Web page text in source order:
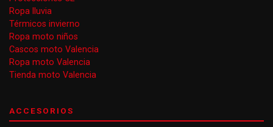
Ropa lluvia
Térmicos invierno
Ropa moto niños
Cascos moto Valencia
Ropa moto Valencia
Tienda moto Valencia
ACCESORIOS